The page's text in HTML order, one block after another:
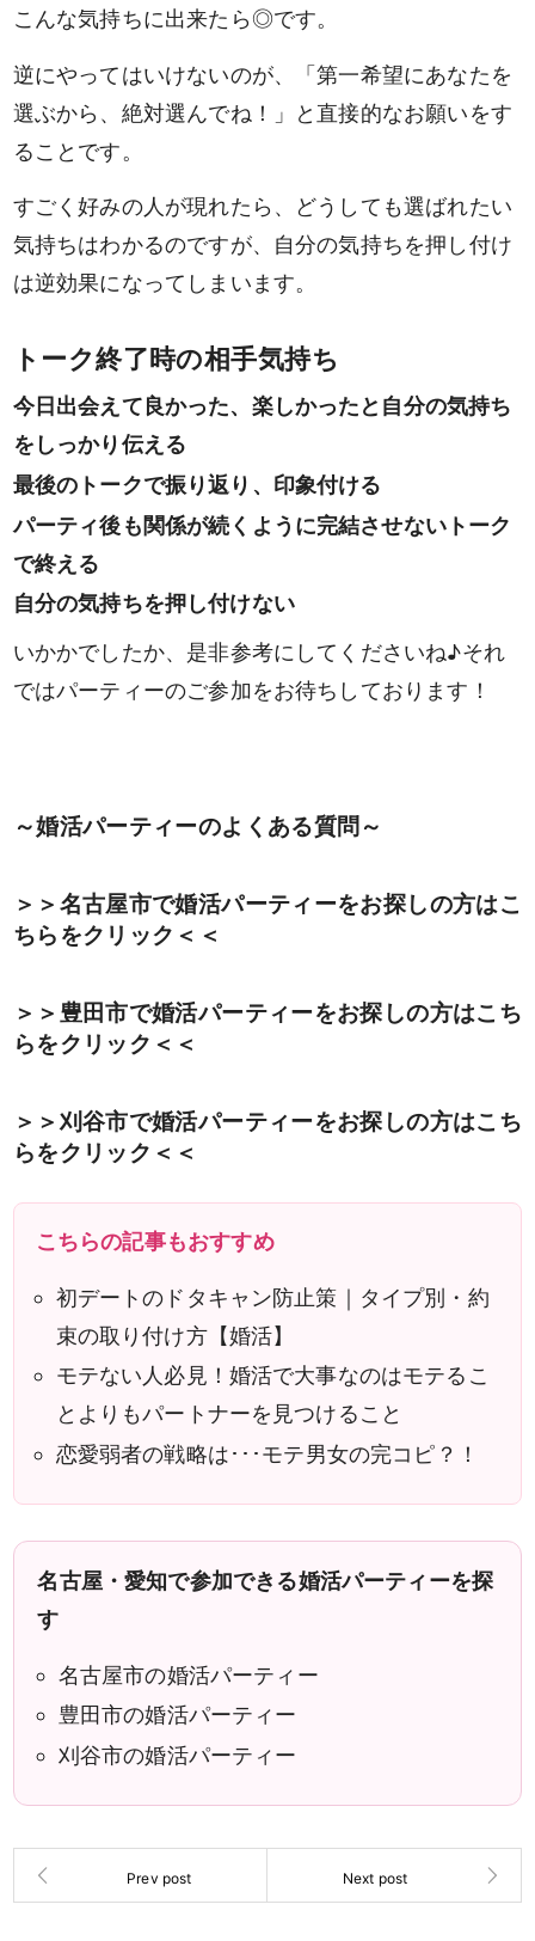
こんな気持ちに出来たら◎です。
逆にやってはいけないのが、「第一希望にあなたを
選ぶから、絶対選んでね！」と直接的なお願いをす
ることです。
すごく好みの人が現れたら、どうしても選ばれたい
気持ちはわかるのですが、自分の気持ちを押し付け
は逆効果になってしまいます。
トーク終了時の相手気持ち
今日出会えて良かった、楽しかったと自分の気持ち
をしっかり伝える
最後のトークで振り返り、印象付ける
パーティ後も関係が続くように完結させないトーク
で終える
自分の気持ちを押し付けない
いかかでしたか、是非参考にしてくださいね♪それ
ではパーティーのご参加をお待ちしております！
～婚活パーティーのよくある質問～
＞＞名古屋市で婚活パーティーをお探しの方はこ
ちらをクリック＜＜
＞＞豊田市で婚活パーティーをお探しの方はこち
らをクリック＜＜
＞＞刈谷市で婚活パーティーをお探しの方はこち
らをクリック＜＜
こちらの記事もおすすめ
初デートのドタキャン防止策｜タイプ別・約
束の取り付け方【婚活】
モテない人必見！婚活で大事なのはモテるこ
とよりもパートナーを見つけること
恋愛弱者の戦略は･･･モテ男女の完コピ？！
名古屋・愛知で参加できる婚活パーティーを探
す
名古屋市の婚活パーティー
豊田市の婚活パーティー
刈谷市の婚活パーティー